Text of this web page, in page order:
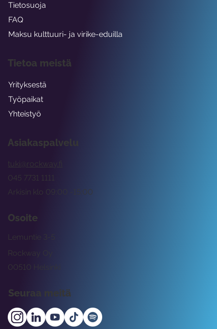
Asiakaspalvelu
tuki@rockway.fi
Arkisin klo 09:00 -15:00
045 7731 1111
Osoite
Rockway Oy
Lemuntie 3-5
00510 Helsinki
Seuraa meitä
Tietosuoja
FAQ
Maksu kulttuuri- ja virike-eduilla
Tietoa meistä
Yrityksestä
Työpaikat
Yhteistyö